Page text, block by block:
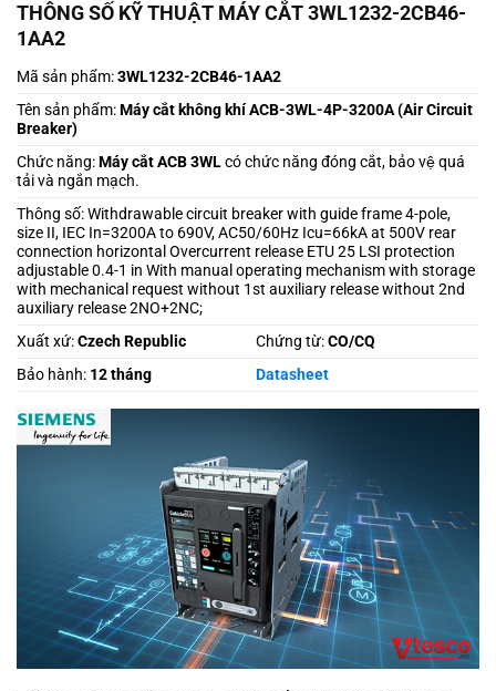
THÔNG SỐ KỸ THUẬT MÁY CẮT 3WL1232-2CB46-
1AA2
Mã sản phẩm:3WL1232-2CB46-1AA2
Tên sản phẩm:Máy cắt không khí ACB-3WL-4P-3200A (Air Circuit
Breaker)
Chức năng:Máy cắt ACB 3WLcó chức năng đóng cắt, bảo vệ quá
tải và ngắn mạch.
Thông số: Withdrawable circuit breaker with guide frame 4-pole,
size II, IEC In=3200A to 690V, AC50/60Hz Icu=66kA at 500V rear
connection horizontal Overcurrent release ETU 25 LSI protection
adjustable 0.4-1 in With manual operating mechanism with storage
with mechanical request without 1st auxiliary release without 2nd
auxiliary release 2NO+2NC;
Xuất xứ:Czech Republic Chứng từ:CO/CQ
Bảo hành: 12 tháng Datasheet